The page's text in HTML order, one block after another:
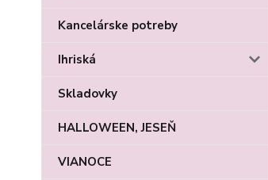
Kancelárske potreby
Ihriská
Skladovky
HALLOWEEN, JESEŇ
VIANOCE